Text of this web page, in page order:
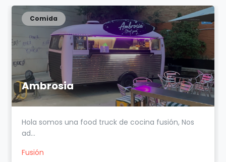
Ambrosia
Comida
Hola somos una food truck de cocina fusión, Nos
ad...
Fusión